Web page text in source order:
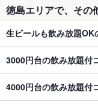
徳島エリアで、その
生ビールも飲み放題OK
3000円台の飲み放題付
4000円台の飲み放題付